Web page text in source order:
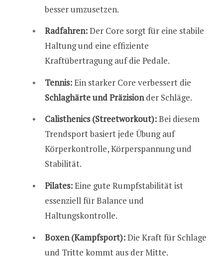
besser umzusetzen.
Radfahren:Der Core sorgt für eine stabile
Haltung und eine effiziente
Kraftübertragung auf die Pedale.
Tennis:Ein starker Core verbessert die
Schlaghärte und Präzisionder Schläge.
Calisthenics (Streetworkout):Bei diesem
Trendsport basiert jede Übung auf
Körperkontrolle, Körperspannung und
Stabilität.
Pilates:Eine gute Rumpfstabilität ist
essenziell für Balance und
Haltungskontrolle.
Boxen (Kampfsport):Die Kraft für Schlage
und Tritte kommt aus der Mitte.